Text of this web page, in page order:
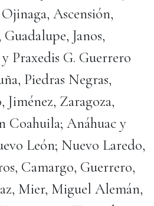
Ascensión,
Janos,
Praxedis G. Guerrero
Piedras Negras,
Zaragoza,
Coahuila; Anáhuac y
León; Nuevo Laredo,
Camargo, Guerrero,
Mier, Miguel Alemán,